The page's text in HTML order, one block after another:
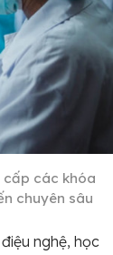
cấp các khóa
chuyên sâu
nghệ, học